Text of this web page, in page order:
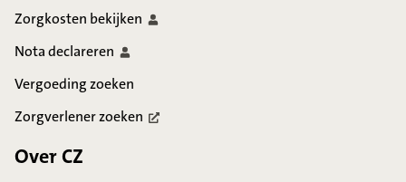
Zorgkosten bekijken
Notadeclareren
Vergoeding zoeken
Zorgverlenerzoeken
Over CZ